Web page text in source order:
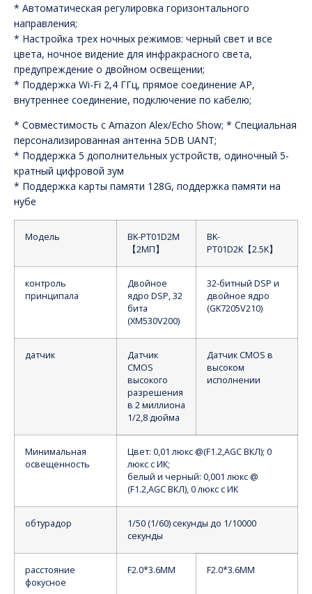
* Автоматическая регулировка горизонтального
направления;
* Настройка трех ночных режимов: черный свет и все
цвета, ночное видение для инфракрасного света,
предупреждение о двойном освещении;
* Поддержка Wi-Fi 2,4 ГГц, прямое соединение AP,
внутреннее соединение, подключение по кабелю;
* Совместимость с Amazon Alex/Echo Show; * Специальная
персонализированная антенна 5DB UANT;
* Поддержка 5 дополнительных устройств, одиночный 5-
кратный цифровой зум
* Поддержка карты памяти 128G, поддержка памяти на
нубе
Модель
BK-PT01D2M
【2МП】
BK-
PT01D2K【2.5K】
контроль
принципала
Двойное
ядро DSP, 32
бита
(XM530V200)
32-битный DSP и
двойное ядро
(GK7205V210)
датчик
Датчик
CMOS
высокого
разрешения
в 2 миллиона
1/2,8 дюйма
Датчик CMOS в
высоком
исполнении
Минимальная
освещенность
Цвет: 0,01 люкс @(F1.2,AGC ВКЛ); 0
люкс с ИК;
белый и черный: 0,001 люкс @
(F1.2,AGC ВКЛ), 0 люкс с ИК
обтурадор
1/50 (1/60) секунды до 1/10000
секунды
расстояние
фокусное
F2.0*3.6MM F2.0*3.6MM